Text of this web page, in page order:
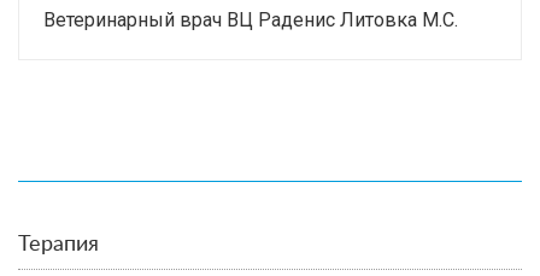
Ветеринарный врач ВЦ Раденис Литовка М.С.
Терапия